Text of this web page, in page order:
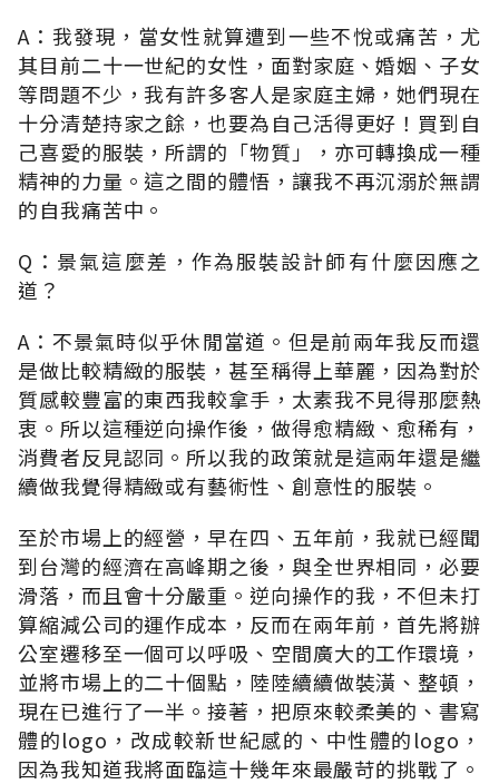
A：我發現，當女性就算遭到一些不悅或痛苦，尤
其目前二十一世紀的女性，面對家庭、婚姻、子女
等問題不少，我有許多客人是家庭主婦，她們現在
十分清楚持家之餘，也要為自己活得更好！買到自
己喜愛的服裝，所謂的「物質」，亦可轉換成一種
精神的力量。這之間的體悟，讓我不再沉溺於無謂
的自我痛苦中。
Q：景氣這麼差，作為服裝設計師有什麼因應之
道？
A：不景氣時似乎休閒當道。但是前兩年我反而還
是做比較精緻的服裝，甚至稱得上華麗，因為對於
質感較豐富的東西我較拿手，太素我不見得那麼熱
衷。所以這種逆向操作後，做得愈精緻、愈稀有，
消費者反見認同。所以我的政策就是這兩年還是繼
續做我覺得精緻或有藝術性、創意性的服裝。
至於市場上的經營，早在四、五年前，我就已經聞
到台灣的經濟在高峰期之後，與全世界相同，必要
滑落，而且會十分嚴重。逆向操作的我，不但未打
算縮減公司的運作成本，反而在兩年前，首先將辦
公室遷移至一個可以呼吸、空間廣大的工作環境，
並將市場上的二十個點，陸陸續續做裝潢、整頓，
現在已進行了一半。接著，把原來較柔美的、書寫
體的logo，改成較新世紀感的、中性體的logo，
因為我知道我將面臨這十幾年來最嚴苛的挑戰了。